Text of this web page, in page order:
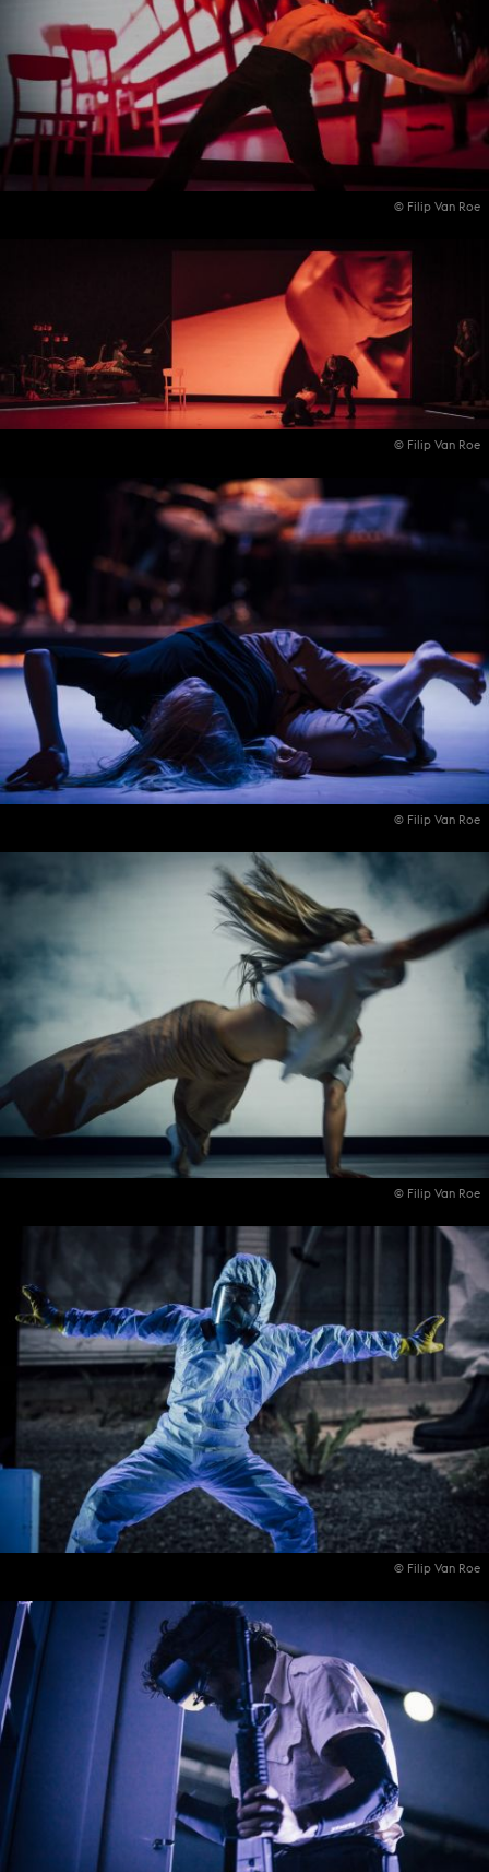
© Filip Van Roe
© Filip Van Roe
© Filip Van Roe
© Filip Van Roe
© Filip Van Roe